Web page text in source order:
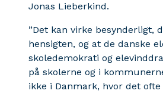
Jonas Lieberkind.
”Det kan virke besynderligt,
hensigten, og at de danske
skoledemokrati og
på skolerne og i
ikke i Danmark, hvor det